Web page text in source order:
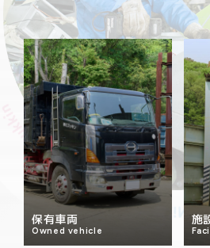
保有車両
Owned vehicle
施